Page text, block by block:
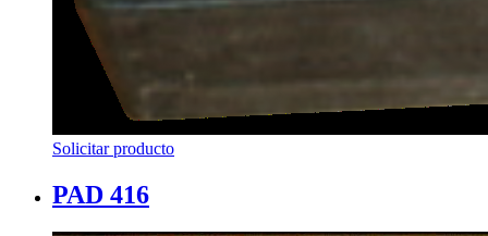
Solicitar producto
PAD 416